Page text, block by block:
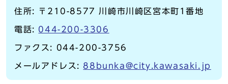
住所: 〒210-8577 川崎市川崎区宮本町1番地
電話: 044-200-3306
ファクス: 044-200-3756
メールアドレス:88bunka@city.kawasaki.jp